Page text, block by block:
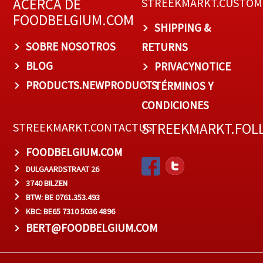
ACERCA DE
FOODBELGIUM.COM
SOBRE NOSOTROS
BLOG
PRODUCTS.NEWPRODUCTS
SHIPPING &
RETURNS
PRIVACYNOTICE
TÉRMINOS Y
CONDICIONES
STREEKMARKT.CONTACTUS
FOODBELGIUM.COM
DULGAARDSTRAAT 26
3740 BILZEN
BTW: BE 0761.353.493
KBC: BE65 7310 5036 4896
BERT@FOODBELGIUM.COM